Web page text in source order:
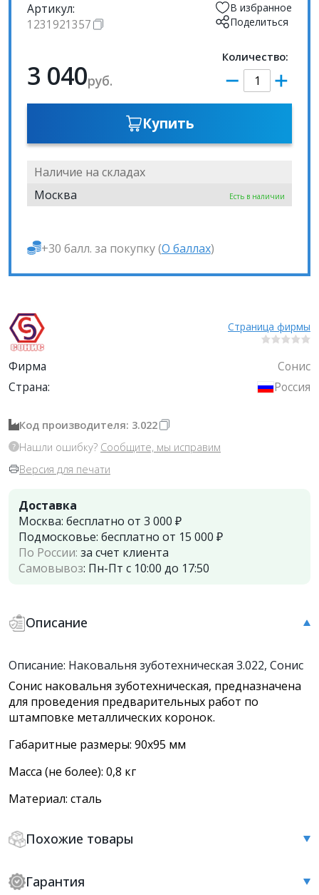
Артикул:
1231921357
В избранное
Поделиться
3 040руб.
Количество:
Купить
Наличие на складах
Москва
Есть в наличии
+30 балл. за покупку (О баллах)
Страница фирмы
Фирма
Сонис
Страна:
Россия
Код производителя: 3.022
Нашли ошибку? Сообщите, мы исправим
Версия для печати
Доставка
Москва: бесплатно от 3 000 ₽
Подмосковье: бесплатно от 15 000 ₽
По России: за счет клиента
Самовывоз: Пн-Пт с 10:00 до 17:50
Описание
Похожие товары
Гарантия
Описание: Наковальня зуботехническая 3.022, Сонис
Сонис наковальня зуботехническая, предназначена
для проведения предварительных работ по
штамповке металлических коронок.
Габаритные размеры: 90х95 мм
Масса (не более): 0,8 кг
Материал: сталь